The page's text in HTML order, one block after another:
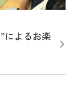
によるお楽